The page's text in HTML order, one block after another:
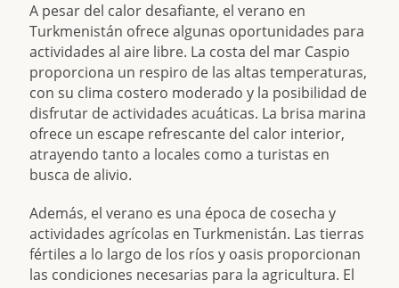
A pesar del calor desafiante, el verano en
Turkmenistán ofrece algunas oportunidades para
actividades al aire libre. La costa del mar Caspio
proporciona un respiro de las altas temperaturas,
con su clima costero moderado y la posibilidad de
disfrutar de actividades acuáticas. La brisa marina
ofrece un escape refrescante del calor interior,
atrayendo tanto a locales como a turistas en
busca de alivio.
Además, el verano es una época de cosecha y
actividades agrícolas en Turkmenistán. Las tierras
fértiles a lo largo de los ríos y oasis proporcionan
las condiciones necesarias para la agricultura. El